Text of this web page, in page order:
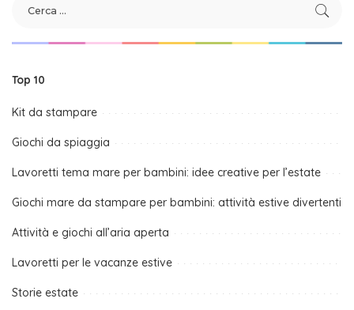
Top 10
Kit da stampare
Giochi da spiaggia
Lavoretti tema mare per bambini: idee creative per l’estate
Giochi mare da stampare per bambini: attività estive divertenti
Attività e giochi all’aria aperta
Lavoretti per le vacanze estive
Storie estate